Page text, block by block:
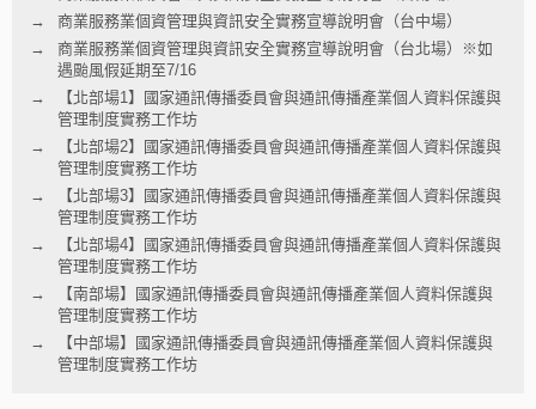
商業服務業個資管理與資訊安全實務宣導說明會（台中場）
商業服務業個資管理與資訊安全實務宣導說明會（台北場）※如
遇颱風假延期至7/16
【北部場1】國家通訊傳播委員會與通訊傳播產業個人資料保護與
管理制度實務工作坊
【北部場2】國家通訊傳播委員會與通訊傳播產業個人資料保護與
管理制度實務工作坊
【北部場3】國家通訊傳播委員會與通訊傳播產業個人資料保護與
管理制度實務工作坊
【北部場4】國家通訊傳播委員會與通訊傳播產業個人資料保護與
管理制度實務工作坊
【南部場】國家通訊傳播委員會與通訊傳播產業個人資料保護與
管理制度實務工作坊
【中部場】國家通訊傳播委員會與通訊傳播產業個人資料保護與
管理制度實務工作坊